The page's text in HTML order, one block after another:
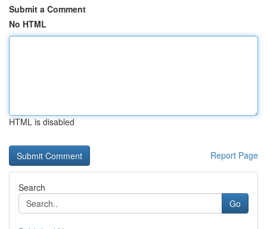
Submit a Comment
No HTML
HTML is disabled
Report Page
Search
Go